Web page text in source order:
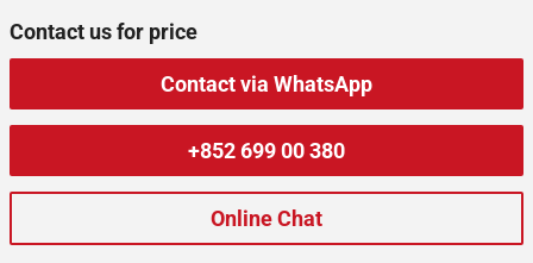
Contact us for price
Contact via WhatsApp
+852 699 00 380
Online Chat